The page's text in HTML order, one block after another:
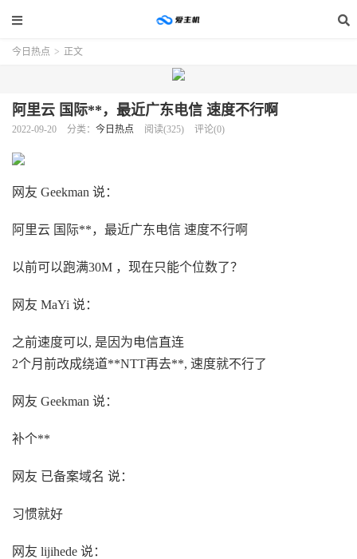
今日热点 > 正文
阿里云 国际**，最近广东电信 速度不行啊
2022-09-20 分类： 今日热点 阅读(325) 评论(0)
网友 Geekman 说：
阿里云 国际**，最近广东电信 速度不行啊
以前可以跑满30M ，现在只能个位数了？
网友 MaYi 说：
之前速度可以, 是因为电信直连
2个月前改成绕道**NTT再去**, 速度就不行了
网友 Geekman 说：
补个**
网友 已备案域名 说：
习惯就好
网友 lijihede 说：